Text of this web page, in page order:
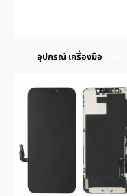
อุปกรณ์ เครื่องมือ